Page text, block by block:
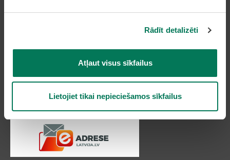
Rādīt detalizēti
Atļaut visus sīkfailus
Lietojiet tikai nepieciešamos sīkfailus
Olaines novada pašvaldība
Tālruņi: 66954899, 20178620, 22318183
pasts@olaine.lv